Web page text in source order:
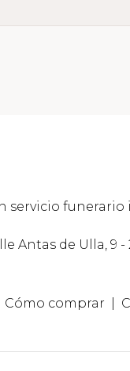
servicio funerario
Antas de Ulla, 9 -
Cómo comprar